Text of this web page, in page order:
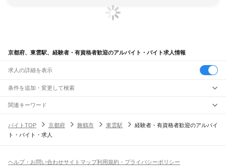
京都府、東雲駅、経験者・有資格者歓迎のアルバイト・バイト求人情報
求人の詳細を表示
条件を追加・変更して検索
市区町村を追加・変更
京都府すべて
京都市 すべて
京田辺市京丹後市南丹市木津川市乙訓郡久世郡綴喜郡相楽郡船井郡
駅を追加・変更
JR関西本線(亀山～加茂)
職種を追加・変更
飲食・フードサービスすべて
関連キーワード
バイトTOP
京都府 舞鶴市 東雲駅
経験者・有資格者歓迎のアルバイ
ト・バイト・求人
ヘルプ・お問い合わせサイトマップ利用規約・プライバシーポリシー